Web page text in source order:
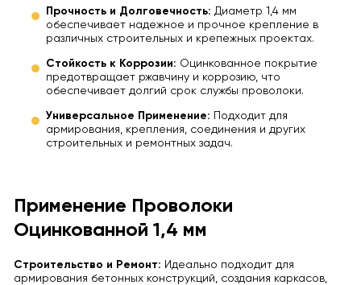
Прочность и Долговечность: Диаметр 1,4 мм
обеспечивает надежное и прочное крепление в
различных строительных и крепежных проектах.
Стойкость к Коррозии: Оцинкованное покрытие
предотвращает ржавчину и коррозию, что
обеспечивает долгий срок службы проволоки.
Универсальное Применение: Подходит для
армирования, крепления, соединения и других
строительных и ремонтных задач.
Применение Проволоки
Оцинкованной 1,4 мм
Строительство и Ремонт: Идеально подходит для
армирования бетонных конструкций, создания каркасов,